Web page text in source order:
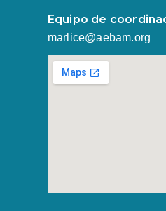
Equipo de
marlice@aebam.org